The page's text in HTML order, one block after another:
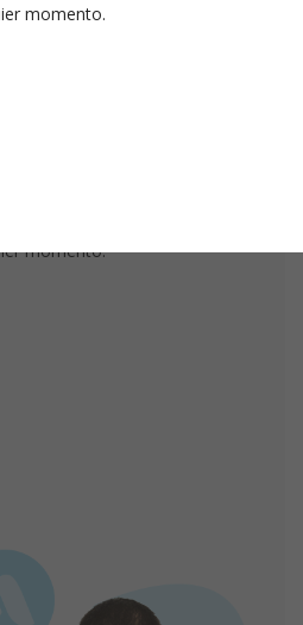
en mis preferencias y
momento.
momento.